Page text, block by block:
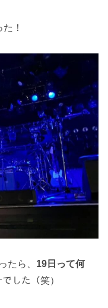
！
たら、 19日って何
した（笑）